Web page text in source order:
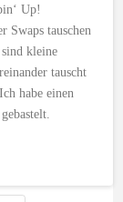
Up!
Swaps tauschen
kleine
tauscht
habe einen